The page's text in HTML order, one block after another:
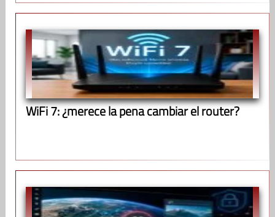
WiFi 7: ¿merece la pena cambiar el router?